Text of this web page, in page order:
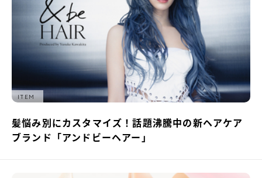
ITEM
髪悩み別にカスタマイズ！話題沸騰中の新ヘアケア
ブランド「アンドビーヘアー」